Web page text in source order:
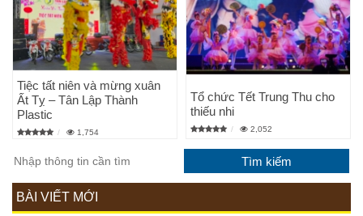
Tiệc tất niên và mừng xuân
Ất Tỵ – Tân Lập Thành
Plastic
1,754
Tổ chức Tết Trung Thu cho
thiếu nhi
2,052
BÀI VIẾT MỚI